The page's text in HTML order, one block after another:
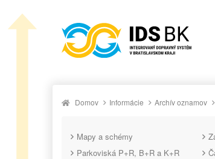
Domov Informácie Archív oznamov
Mapy a schémy
Parkoviská P+R, B+R a K+R